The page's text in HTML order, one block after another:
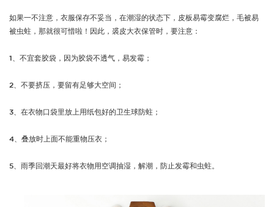
如果一不注意，衣服保存不妥当，在潮湿的状态下，皮板易霉变腐烂，毛被易
被虫蛀，那就很可惜啦！因此，裘皮大衣保管时，要注意：
1、不宜套胶袋，因为胶袋不透气，易发霉；
2、不要挤压，要留有足够大空间；
3、在衣物口袋里放上用纸包好的卫生球防蛀；
4、叠放时上面不能重物压衣；
5、雨季回潮天最好将衣物用空调抽湿，解潮，防止发霉和虫蛀。